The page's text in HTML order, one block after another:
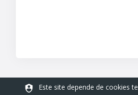
Este site depende de cookies